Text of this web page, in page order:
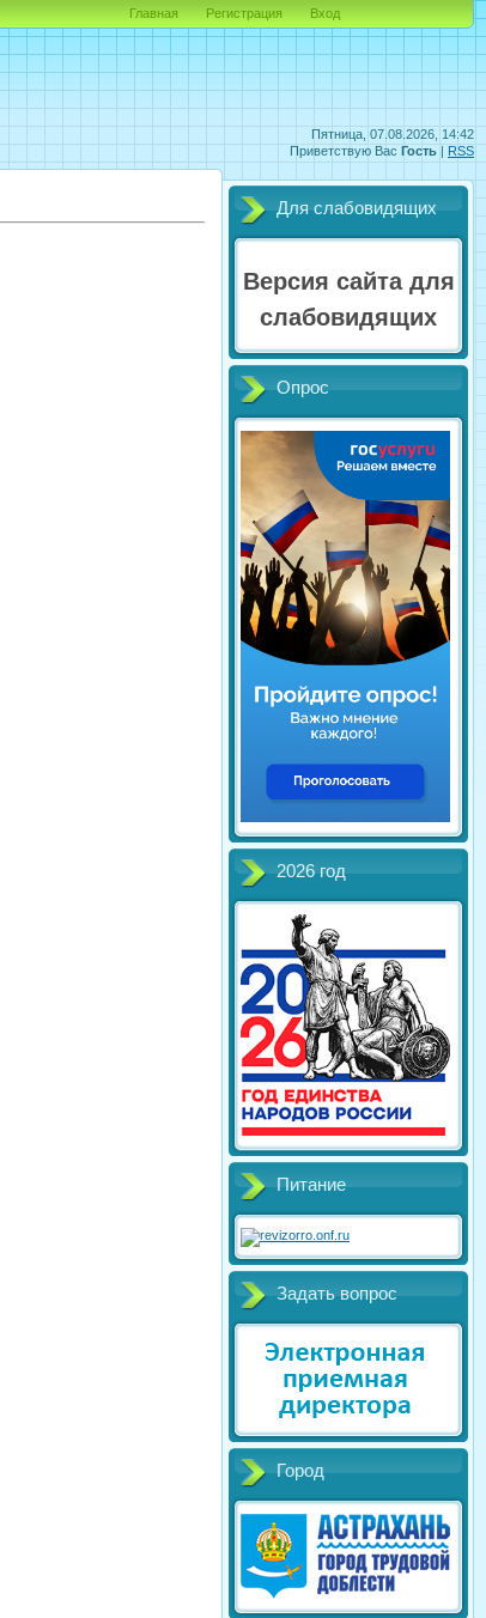
Пятница, 07.08.2026, 14:42
Приветствую Вас Гость | RSS
Главная Регистрация Вход
Для слабовидящих
Версия сайта для
слабовидящих
Опрос
2026 год
Питание
Задать вопрос
Город